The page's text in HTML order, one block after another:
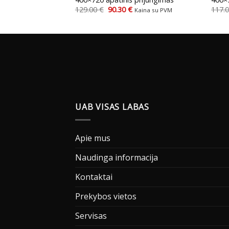
129.00€ Original
90.30€Current
Kaina su PVM
UAB VISAS LABAS
Apie mus
Naudinga informacija
Kontaktai
Prekybos vietos
Servisas